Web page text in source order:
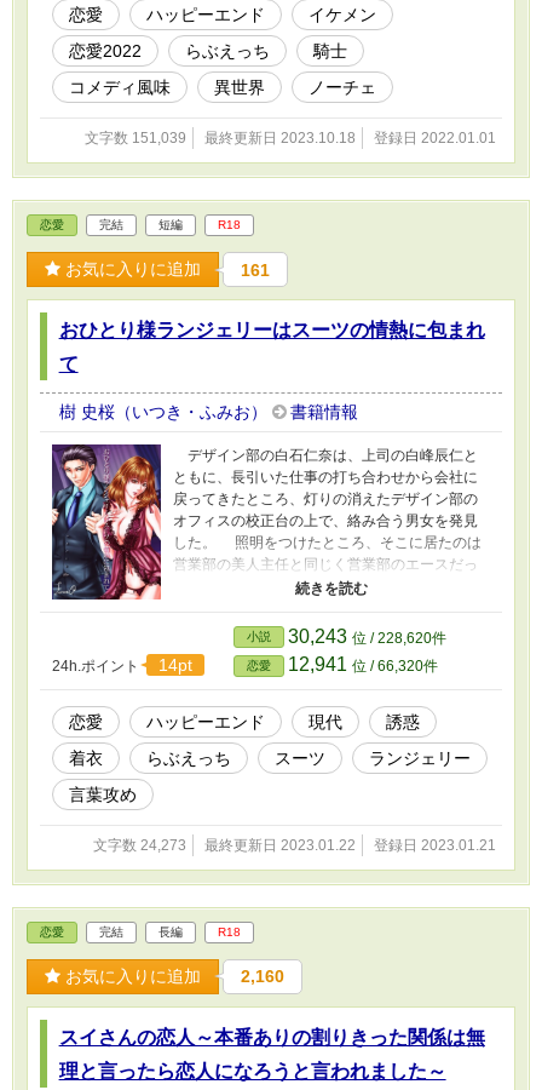
られる。その条件は二週間内に身籠ったら、騎
士を辞めて結婚することで――!? 2023.10.16 ノ
ーチェブックス様より書籍化して頂きました。
旧題「ロミジュリ！〜一夜の戯れの相手は隣国
の騎士団長！？〜」
恋愛 ハッピーエンド
イケメン
恋愛2022
らぶえっち
騎士
コメディ風味
異世界 ノーチェ
文字数 151,039 最終更新日 2023.10.18 登録日 2022.01.01
恋愛 完結 短編 R18
お気に入りに追加 161
おひとり様ランジェリーはスーツの情熱に包まれ
て
樹 史桜（いつき・ふみお） 書籍情報
デザイン部の白石仁奈は、上司の白峰辰仁と
ともに、長引いた仕事の打ち合わせから会社に
戻ってきたところ、灯りの消えたデザイン部の
オフィスの校正台の上で、絡み合う男女を発見
した。 照明をつけたところ、そこに居たのは
営業部の美人主任と同じく営業部のエースだっ
た。 しかもその女性主任は白峰の交際中の女
性で、決定的な場面を見られたというのに慌て
るそぶりも見せずに去っていった。 すごい人
だなあ。AVでもかなりのベストオブこすられシ
チュエーションじゃないか。 美男美女カップ
ルの破局を見てしまった仁奈は、たった今自分
自身もおひとり様となったばかりなのもあっ
て、白峰を飲みにさそってみることにした。 ※
架空の国が舞台の独自設定のお話で、現実世界
不満解消用の不定期な話。 ※R18注意。 ※誤字
脱字指摘はよっぽど目に余る場合のみ、近況ボ
ードまでどうぞ。 無断転載は犯罪です。マジ
くださいね。
24h.ポイント 14pt
小説 30,243 位 / 228,620件
恋愛 12,941 位 / 66,320件
恋愛 ハッピーエンド 現代
誘惑
着衣
らぶえっち スーツ
ランジェリー
言葉攻め
文字数 24,273 最終更新日 2023.01.22 登録日 2023.01.21
恋愛 完結 長編 R18
お気に入りに追加 2,160
スイさんの恋人～本番ありの割りきった関係は無
理と言ったら恋人になろうと言われました～